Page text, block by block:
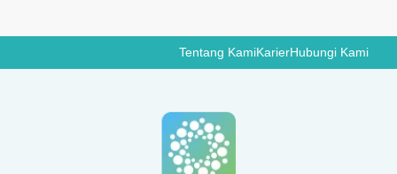
Tentang KamiKarierHubungi Kami